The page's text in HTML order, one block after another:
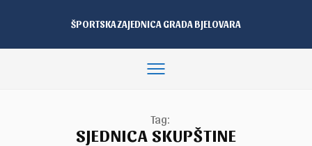
ŠPORTSKA ZAJEDNICA GRADA BJELOVARA
Tag:
SJEDNICA SKUPŠTINE